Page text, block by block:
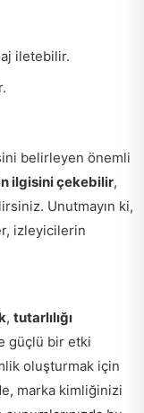
iletebilir.
belirleyen önemli
ilgisini çekebilir,
Unutmayın ki,
izleyicilerin
, tutarlılığı
güçlü bir etki
oluşturmak için
marka kimliğinizi